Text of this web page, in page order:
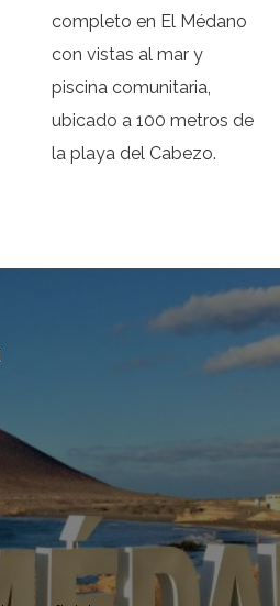
completo en El Médano
con vistas al mar y
piscina comunitaria,
ubicado a 100 metros de
la playa del Cabezo.